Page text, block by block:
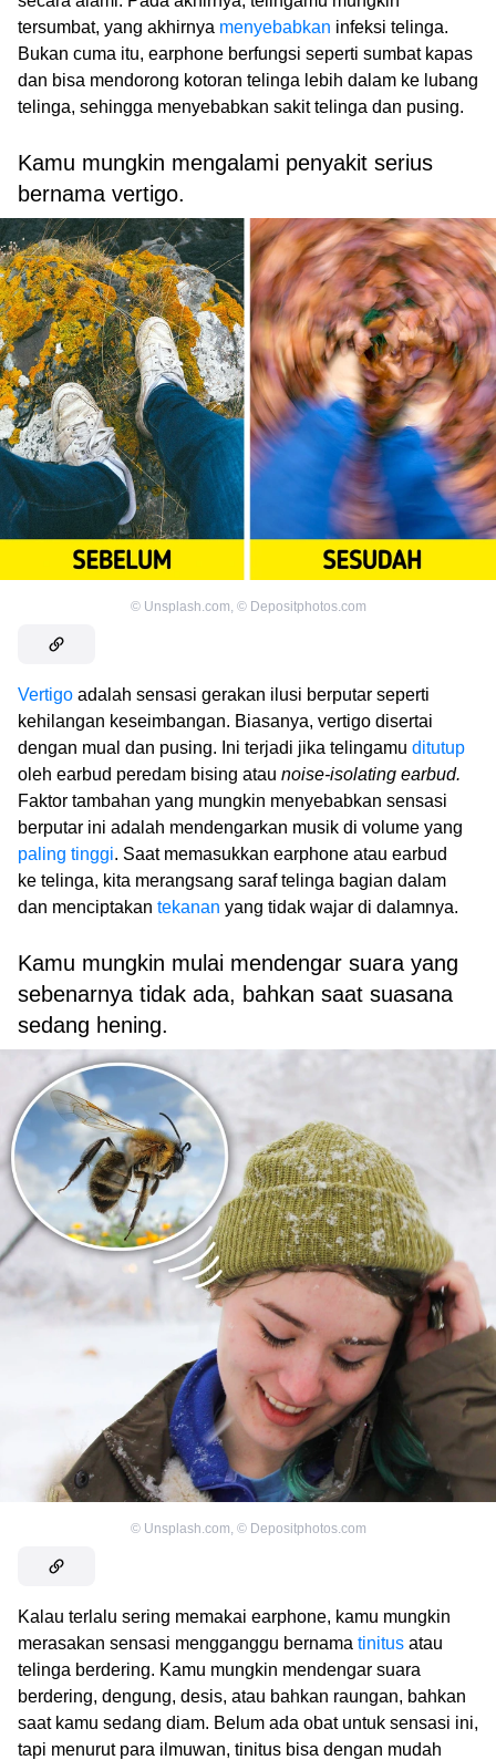
tersumbat, yang akhirnya menyebabkan infeksi telinga.
Bukan cuma itu, earphone berfungsi seperti sumbat kapas
dan bisa mendorong kotoran telinga lebih dalam ke lubang
telinga, sehingga menyebabkan sakit telinga dan pusing.
Kamu mungkin mengalami penyakit serius
bernama vertigo.
© Unsplash.com, © Depositphotos.com
Vertigo adalah sensasi gerakan ilusi berputar seperti
kehilangan keseimbangan. Biasanya, vertigo disertai
dengan mual dan pusing. Ini terjadi jika telingamu ditutup
oleh earbud peredam bising atau noise-isolating earbud.
Faktor tambahan yang mungkin menyebabkan sensasi
berputar ini adalah mendengarkan musik di volume yang
paling tinggi. Saat memasukkan earphone atau earbud
ke telinga, kita merangsang saraf telinga bagian dalam
dan menciptakan tekanan yang tidak wajar di dalamnya.
Kamu mungkin mulai mendengar suara yang
sebenarnya tidak ada, bahkan saat suasana
sedang hening.
© Unsplash.com © Depositphotos.com
Kalau terlalu sering memakai earphone, kamu mungkin
merasakan sensasi mengganggu bernama tinitus atau
telinga berdering. Kamu mungkin mendengar suara
berdering, dengung, desis, atau bahkan raungan, bahkan
saat kamu sedang diam. Belum ada obat untuk sensasi ini,
tapi menurut para ilmuwan, tinitus bisa dengan mudah